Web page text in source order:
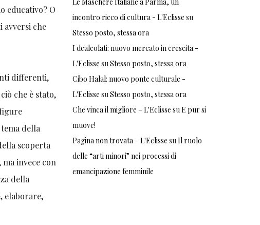
educativo? O
avversi che
differenti,
che è stato,
della
scoperta
invece con
della
elaborare,
Le Maschere Italiane a Parma, un
incontro ricco di cultura - L'Eclisse su
Stesso posto, stessa ora
I dealcolati: nuovo mercato in crescita -
L'Eclisse suStesso posto, stessa ora
Cibo Halal: nuovo ponte culturale -
L'Eclisse suStesso posto, stessa ora
Che vinca il migliore – L'Eclisse suE pur si
muove!
Pagina non trovata – L'Eclisse suIl ruolo
delle “arti minori” nei processi di
emancipazione femminile